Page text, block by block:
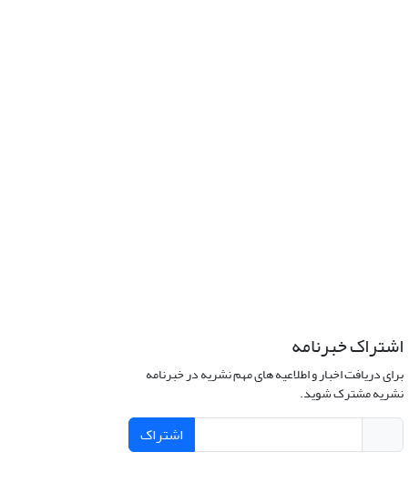
اشتراک خبرنامه
برای دریافت اخبار و اطلاعیه های مهم نشریه در خبرنامه
نشریه مشترک شوید.
اشتراک